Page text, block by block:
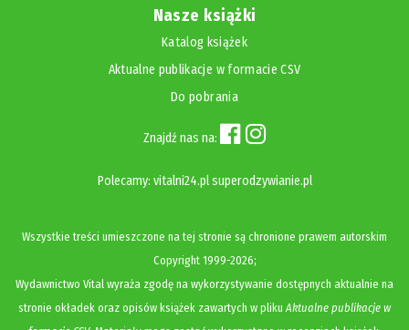
Nasze książki
Katalog książek
Aktualne publikacje w formacie CSV
Do pobrania
Znajdź nas na:
Polecamy: vitalni24.pl superodzywianie.pl
Wszystkie treści umieszczone na tej stronie są chronione prawem autorskim
Copyright1999-2026;
Wydawnictwo Vital wyraża zgodę na wykorzystywanie dostępnych aktualnie na
stronie okładek oraz opisów książek zawartych w plikuAktualne publikacje w